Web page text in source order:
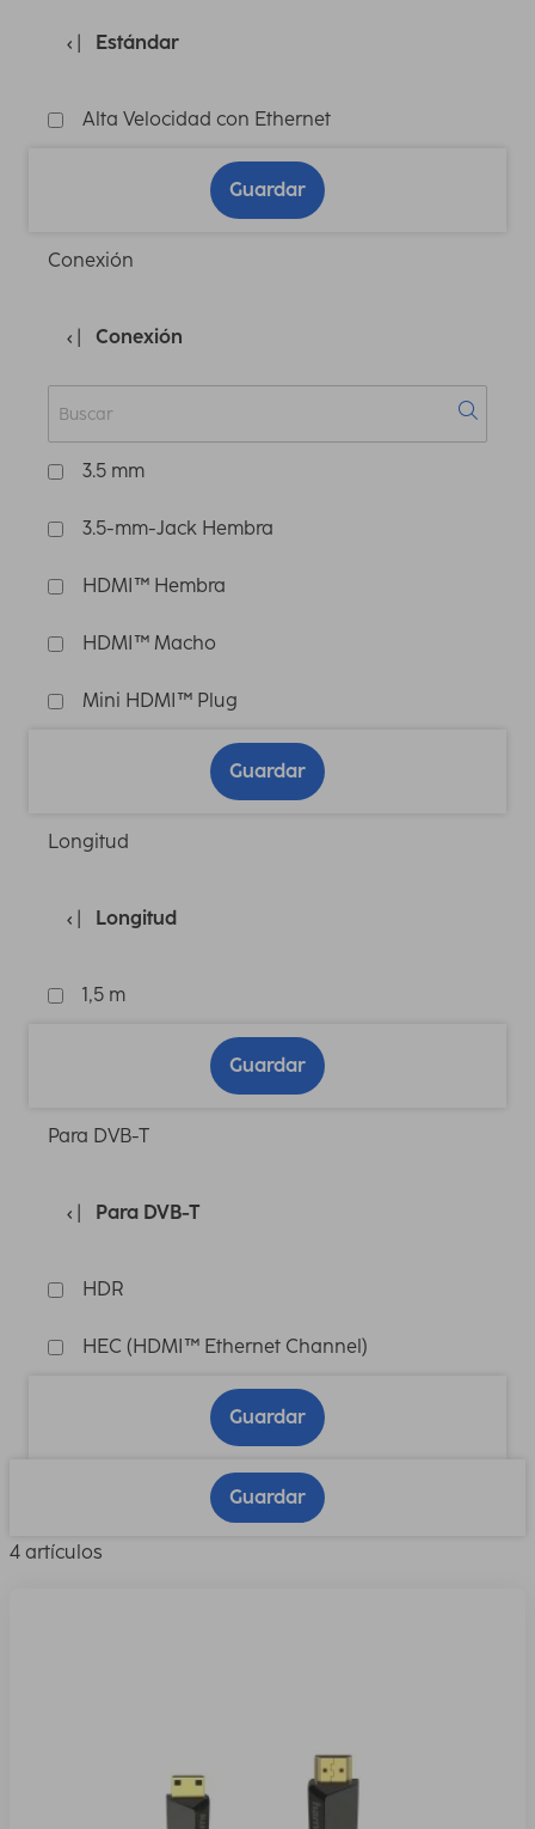
Estándar
Alta Velocidad con Ethernet
Guardar
Conexión
Conexión
3.5 mm
3.5-mm-Jack Hembra
HDMI™ Hembra
HDMI™ Macho
Mini HDMI™ Plug
Guardar
Longitud
Longitud
1,5 m
Guardar
Para DVB-T
Para DVB-T
HDR
HEC (HDMI™ Ethernet Channel)
Guardar
Guardar
4 artículos